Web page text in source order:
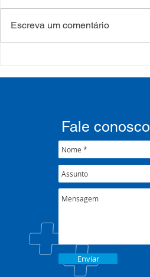
formação sobre saúde
crise climática
Escreva um comentário
Enviar
Fale conosco